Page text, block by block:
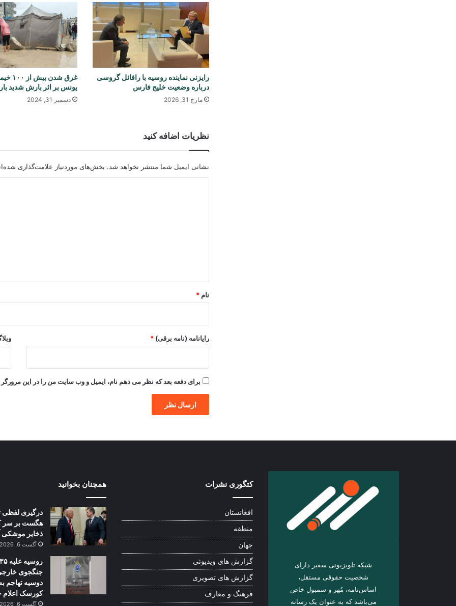
رایزنی نماینده روسیه با رافائل گروسی
درباره وضعیت خلیج فارس
مارچ 31, 2026
غرق شدن
یونس بر اثر بارش شدید
دسمبر 31, 2024
نظریات اضافه کنید
نشانی ایمیل شما منتشر نخواهد شد. بخش‌های موردنیاز علامت‌گذاری
نام *
رایانامه (نامه برقی) *
برای دفعه بعد که نظر می دهم نام، ایمیل و وب سایت من را در این مرورگر
شبکه تلویزیونی سفیر دارای
شخصیت حقوقی مستقل،
اساس‌نامه، مُهر و سمبول خاص
می‌باشد که به عنوان یک رسانه
کتگوری نشرات
افغانستان
منطقه
جهان
گزارش های ویدیوئی
گزارش های تصویری
فرهنگ و معارف
همچنان بخوانید
درگیری لفظی
هگست بر سر
ذخایر موشکی
آگست 6, 2026
روسیه علیه ۳۵
جنگجوی
دوسیه تهاجم
کورسک اعلام
آگست 6, 2026